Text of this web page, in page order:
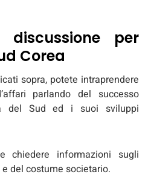
per
Corea
sopra, potete intraprendere
parlando del successo
del Sud ed i suoi sviluppi
chiedere informazioni sugli
del costume societario.